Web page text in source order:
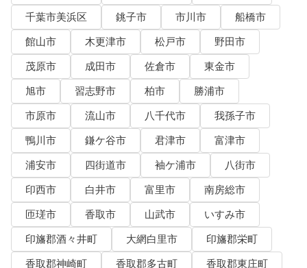
千葉市美浜区
銚子市 市川市
船橋市
館山市
木更津市 松戸市
野田市
茂原市
成田市 佐倉市
東金市
旭市
習志野市 柏市
勝浦市
市原市
流山市 八千代市
我孫子市
鴨川市
鎌ケ谷市 君津市
富津市
浦安市
四街道市 袖ケ浦市
八街市
印西市
白井市 富里市
南房総市
匝瑳市
香取市 山武市
いすみ市
印旛郡酒々井町
大網白里市
印旛郡栄町
香取郡神崎町
香取郡多古町
香取郡東庄町